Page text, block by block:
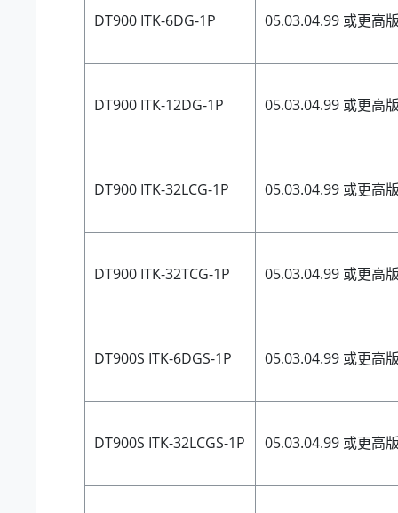
DT900 ITK-6DG-1P 05.03.04.99 或更高
DT900 ITK-12DG-1P 05.03.04.99 或更高
DT900 ITK-32LCG-1P 05.03.04.99 或更高
DT900 ITK-32TCG-1P 05.03.04.99 或更高
DT900S ITK-6DGS-1P 05.03.04.99 或更高
DT900S ITK-32LCGS-1P 05.03.04.99 或更高